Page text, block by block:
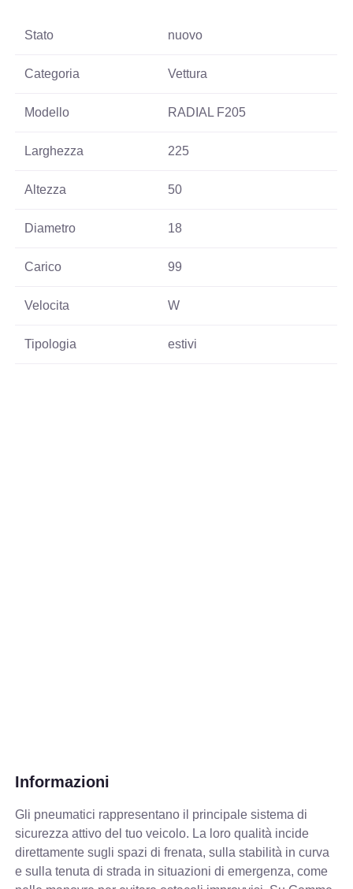
Stato nuovo
Categoria Vettura
Modello RADIAL F205
Larghezza 225
Altezza 50
Diametro 18
Carico 99
Velocita W
Tipologia estivi
Informazioni
Gli pneumatici rappresentano il principale sistema di
sicurezza attivo del tuo veicolo. La loro qualità incide
direttamente sugli spazi di frenata, sulla stabilità in curva
e sulla tenuta di strada in situazioni di emergenza, come